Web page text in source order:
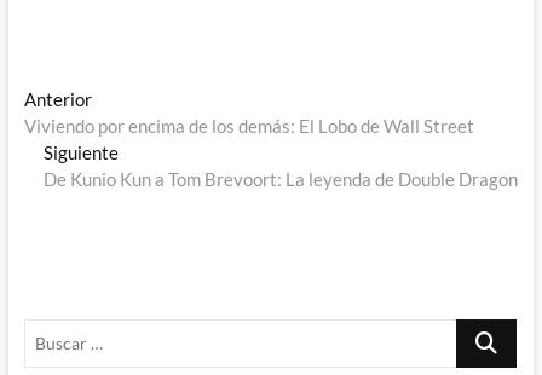
Navegación
de
entradas
AnteriorEntrada
anterior:
Viviendo por encima de los demás: El Lobo de Wall Street
SiguienteEntrada
siguiente:
De Kunio Kun a Tom Brevoort: La leyenda de Double Dragon
Buscar